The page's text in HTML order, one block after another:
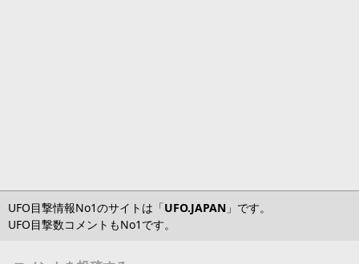
UFO目撃情報No1のサイトは「UFO.JAPAN 」です。
UFO目撃数コメントもNo1です。